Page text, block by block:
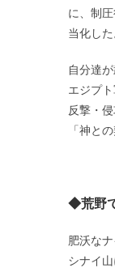
に、制
当化した
自分達
エジプ
反撃・
「神と
◆荒野
肥沃な
シナイ